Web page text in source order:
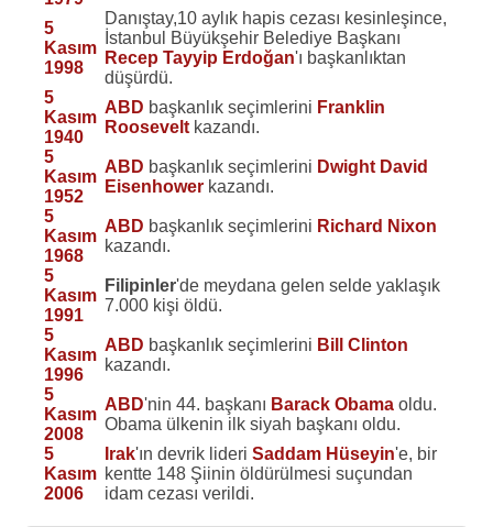
5
Kasım
1998
Danıştay,10 aylık hapis cezası kesinleşince,
İstanbul Büyükşehir Belediye Başkanı
Recep Tayyip Erdoğan'ı başkanlıktan
düşürdü.
5
Kasım
1940
ABD başkanlık seçimlerini Franklin
Roosevelt kazandı.
5
Kasım
1952
ABD başkanlık seçimlerini Dwight David
Eisenhower kazandı.
5
Kasım
1968
ABD başkanlık seçimlerini Richard Nixon
kazandı.
5
Kasım
1991
Filipinler'de meydana gelen selde yaklaşık
7.000 kişi öldü.
5
Kasım
1996
ABD başkanlık seçimlerini Bill Clinton
kazandı.
5
Kasım
2008
ABD'nin 44. başkanı Barack Obama oldu.
Obama ülkenin ilk siyah başkanı oldu.
5
Kasım
2006
Irak'ın devrik lideriSaddam Hüseyin'e, bir
kentte 148 Şiinin öldürülmesi suçundan
idam cezası verildi.